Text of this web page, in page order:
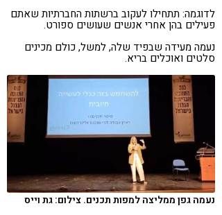
לדוגמה: תתחילו לעקוב ברשתות החברתיות שאתם
פעילים בהן אחרי אנשים שעושים ספורט.
נעמה מעידה שבפיד שלה, למשל, כולם מכינים
סלטים ואוכלים בריא.
נעמה גפן ממליצה למפות תכנים. צילום: גת וייס